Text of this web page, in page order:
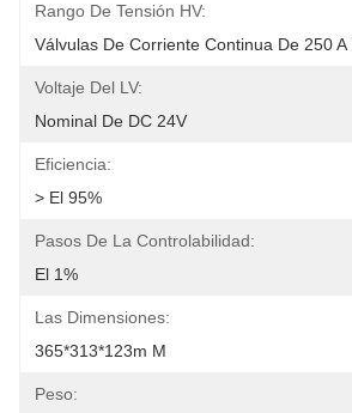
Rango De Tensión HV:
Válvulas De Corriente Continua De 250 A
Voltaje Del LV:
Nominal De DC 24V
Eficiencia:
> El 95%
Pasos De La Controlabilidad:
El 1%
Las Dimensiones:
365*313*123m M
Peso: